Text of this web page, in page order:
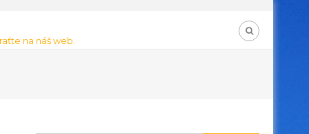
na náš web.